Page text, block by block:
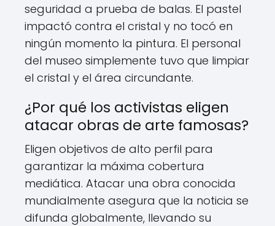
seguridad a prueba de balas. El pastel
impactó contra el cristal y no tocó en
ningún momento la pintura. El personal
del museo simplemente tuvo que limpiar
el cristal y el área circundante.
¿Por qué los activistas eligen
atacar obras de arte famosas?
Eligen objetivos de alto perfil para
garantizar la máxima cobertura
mediática. Atacar una obra conocida
mundialmente asegura que la noticia se
difunda globalmente, llevando su